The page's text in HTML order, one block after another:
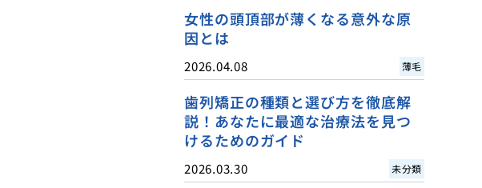
女性の頭頂部が薄くなる意外な原
因とは
2026.04.08 薄毛
歯列矯正の種類と選び方を徹底解
説！あなたに最適な治療法を見つ
けるためのガイド
2026.03.30 未分類